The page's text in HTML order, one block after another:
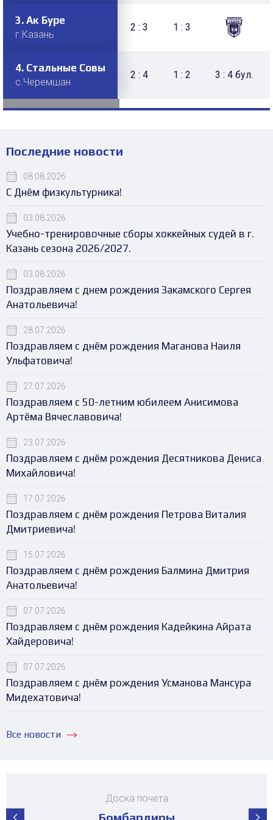
3. Ак Буре
г.Казань
2 : 3 1 : 3
4. Стальные Совы
с.Черемшан
2 : 4 1 : 2 3 : 4 бул.
Последние новости
08.08.2026
С Днём физкультурника!
03.08.2026
Учебно-тренировочные сборы хоккейных судей в г.
Казань сезона 2026/2027.
03.08.2026
Поздравляем с днем рождения Закамского Сергея
Анатольевича!
28.07.2026
Поздравляем с днём рождения Маганова Наиля
Ульфатовича!
27.07.2026
Поздравляем с 50-летним юбилеем Анисимова
Артёма Вячеславовича!
23.07.2026
Поздравляем с днём рождения Десятникова Дениса
Михайловича!
17.07.2026
Поздравляем с днём рождения Петрова Виталия
Дмитриевича!
15.07.2026
Поздравляем с днём рождения Балмина Дмитрия
Анатольевича!
07.07.2026
Поздравляем с днём рождения Кадейкина Айрата
Хайдеровича!
07.07.2026
Поздравляем с днём рождения Усманова Мансура
Мидехатовича!
Все новости
Доска почета